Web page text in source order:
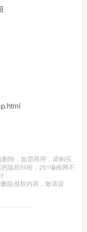
除，如需商用，请购买
版权纠纷，251编曲网不
除侵权内容，敬请原